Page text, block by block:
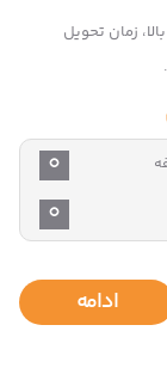
زمان تحویل
0
0
ادامه